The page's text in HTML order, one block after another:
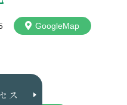
GoogleMap
ス